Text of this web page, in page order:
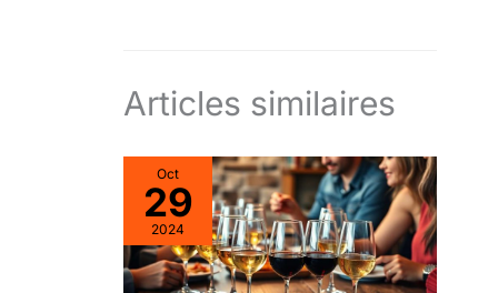
Articles similaires
Oct
29
2024